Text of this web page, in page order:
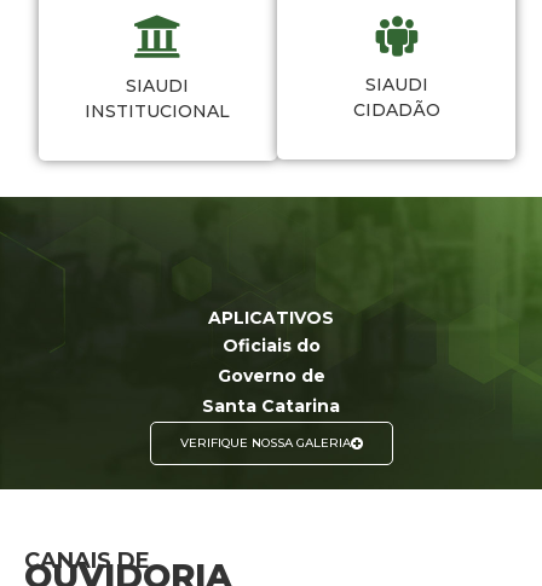
SIAUDI
INSTITUCIONAL
SIAUDI
CIDADÃO
APLICATIVOS
Oficiais do
Governo de
Santa Catarina
VERIFIQUE NOSSA GALERIA
CANAIS DE
OUVIDORIA